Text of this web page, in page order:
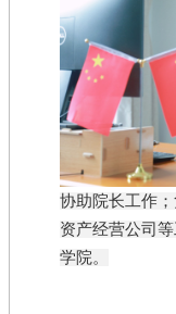
协助院长工作
资产经营公司
学院。